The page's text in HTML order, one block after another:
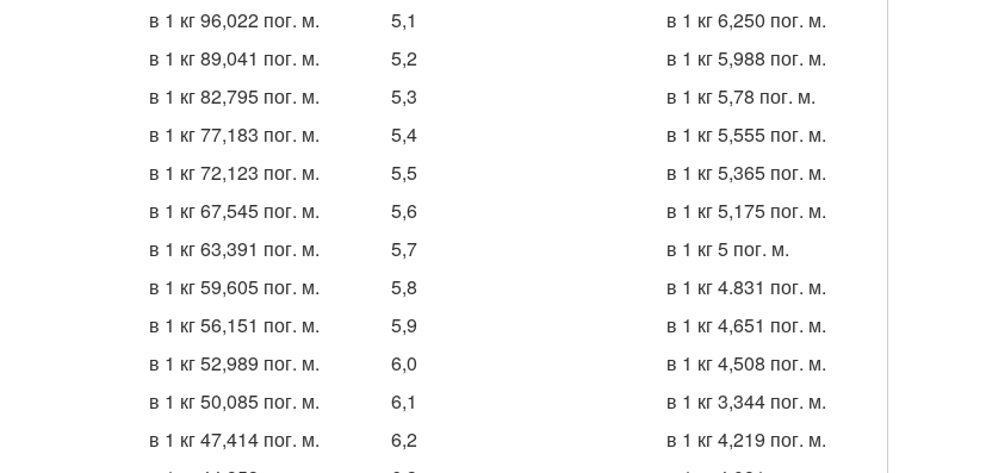
в 1 кг 96,022 пог. м. 5,1
в 1 кг 6,250 пог. м.
в 1 кг 89,041 пог. м. 5,2
в 1 кг 5,988 пог. м.
в 1 кг 82,795 пог. м. 5,3
в 1 кг 5,78 пог. м.
в 1 кг 77,183 пог. м. 5,4
в 1 кг 5,555 пог. м.
в 1 кг 72,123 пог. м. 5,5
в 1 кг 5,365 пог. м.
в 1 кг 67,545 пог. м. 5,6
в 1 кг 5,175 пог. м.
в 1 кг 63,391 пог. м. 5,7
в 1 кг 5 пог. м.
в 1 кг 59,605 пог. м. 5,8
в 1 кг 4.831 пог. м.
в 1 кг 56,151 пог. м. 5,9
в 1 кг 4,651 пог. м.
в 1 кг 52,989 пог. м. 6,0
в 1 кг 4,508 пог. м.
в 1 кг 50,085 пог. м. 6,1
в 1 кг 3,344 пог. м.
в 1 кг 47,414 пог. м. 6,2
в 1 кг 4,219 пог. м.